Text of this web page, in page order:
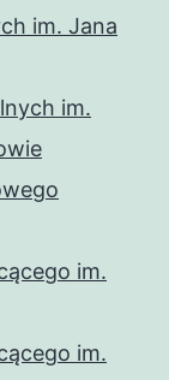
im. Jana
im.
im.
im.